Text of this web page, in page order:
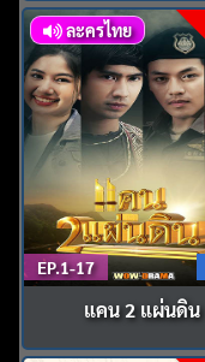
ละครไทย
EP.1-17
แคน 2 แผ่นดิน